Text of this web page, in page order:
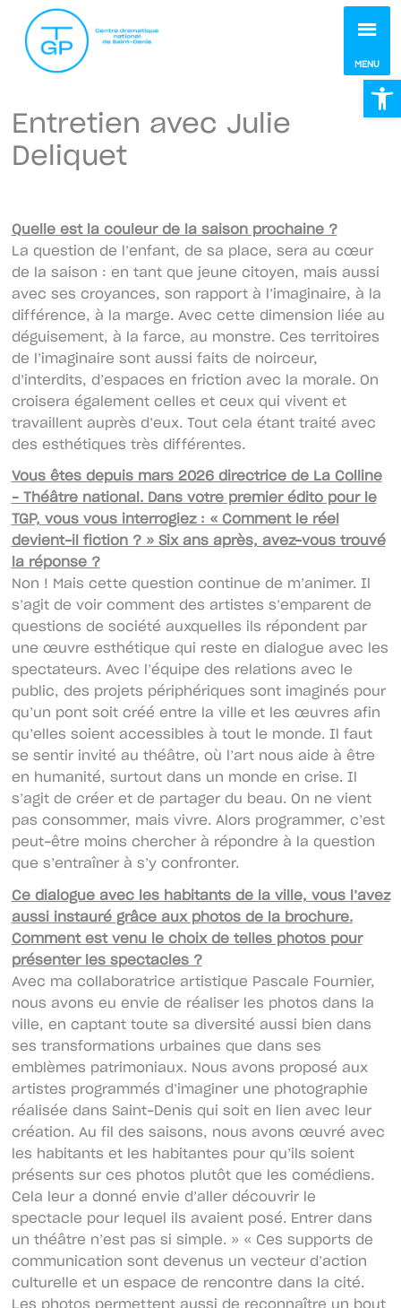
MENU
Entretien avec Julie
Deliquet
Quelle est la couleur de la saison prochaine ?
La question de l’enfant, de sa place, sera au cœur
de la saison : en tant que jeune citoyen, mais aussi
avec ses croyances, son rapport à l’imaginaire, à la
différence, à la marge. Avec cette dimension liée au
déguisement, à la farce, au monstre. Ces territoires
de l’imaginaire sont aussi faits de noirceur,
d’interdits, d’espaces en friction avec la morale. On
croisera également celles et ceux qui vivent et
travaillent auprès d’eux. Tout cela étant traité avec
des esthétiques très différentes.
Vous êtes depuis mars 2026 directrice de La Colline
– Théâtre national. Dans votre premier édito pour le
TGP, vous vous interrogiez : « Comment le réel
devient-il fiction ? » Six ans après, avez-vous trouvé
la réponse ?
Non ! Mais cette question continue de m’animer. Il
s’agit de voir comment des artistes s’emparent de
questions de société auxquelles ils répondent par
une œuvre esthétique qui reste en dialogue avec les
spectateurs. Avec l’équipe des relations avec le
public, des projets périphériques sont imaginés pour
qu’un pont soit créé entre la ville et les œuvres afin
qu’elles soient accessibles à tout le monde. Il faut
se sentir invité au théâtre, où l’art nous aide à être
en humanité, surtout dans un monde en crise. Il
s’agit de créer et de partager du beau. On ne vient
pas consommer, mais vivre. Alors programmer, c’est
peut-être moins chercher à répondre à la question
que s’entraîner à s’y confronter.
Ce dialogue avec les habitants de la ville, vous l’avez
aussi instauré grâce aux photos de la brochure.
Comment est venu le choix de telles photos pour
présenter les spectacles ?
Avec ma collaboratrice artistique Pascale Fournier,
nous avons eu envie de réaliser les photos dans la
ville, en captant toute sa diversité aussi bien dans
ses transformations urbaines que dans ses
emblèmes patrimoniaux. Nous avons proposé aux
artistes programmés d’imaginer une photographie
réalisée dans Saint-Denis qui soit en lien avec leur
création. Au fil des saisons, nous avons œuvré avec
les habitants et les habitantes pour qu’ils soient
présents sur ces photos plutôt que les comédiens.
Cela leur a donné envie d’aller découvrir le
spectacle pour lequel ils avaient posé. Entrer dans
un théâtre n’est pas si simple. » « Ces supports de
communication sont devenus un vecteur d’action
culturelle et un espace de rencontre dans la cité.
Les photos permettent aussi de reconnaître un bout